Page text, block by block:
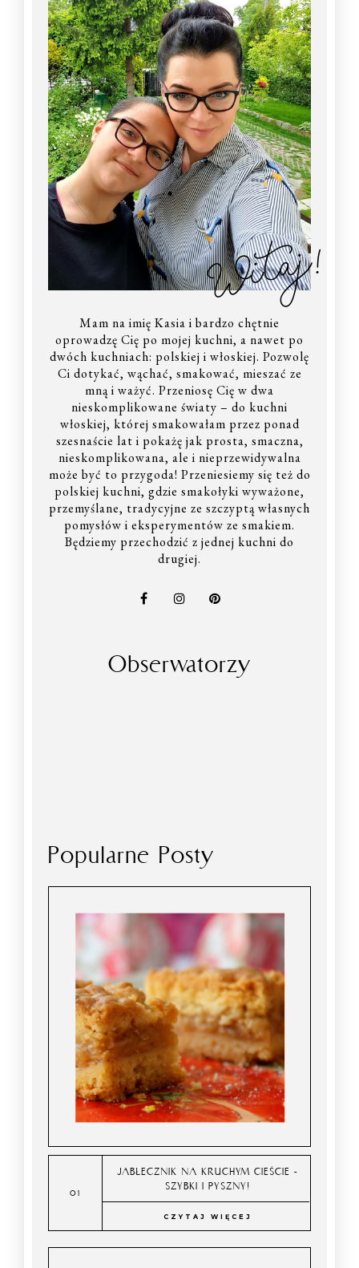
Witaj!
Mam na imię Kasia i bardzo chętnie
oprowadzę Cię po mojej kuchni, a nawet po
dwóch kuchniach: polskiej i włoskiej. Pozwolę
Ci dotykać, wąchać, smakować, mieszać ze
mną i ważyć. Przeniosę Cię w dwa
nieskomplikowane światy – do kuchni
włoskiej, której smakowałam przez ponad
szesnaście lat i pokażę jak prosta, smaczna,
nieskomplikowana, ale i nieprzewidywalna
może być to przygoda! Przeniesiemy się też do
polskiej kuchni, gdzie smakołyki wyważone,
przemyślane, tradycyjne ze szczyptą własnych
pomysłów i eksperymentów ze smakiem.
Będziemy przechodzić z jednej kuchni do
drugiej.
Obserwatorzy
Popularne Posty
JABŁECZNIK NA KRUCHYM CIEŚCIE -
SZYBKI I PYSZNY!
CZYTAJ WIĘCEJ